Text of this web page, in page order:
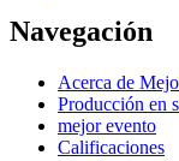
Navegación
Acerca de
Producción en
mejor evento
Calificaciones